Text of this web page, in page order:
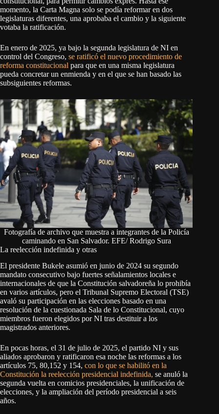
momento, la Carta Magna solo se podía reformar en dos
legislaturas diferentes, una aprobaba el cambio y la siguiente
votaba la ratificación.
En enero de 2025, ya bajo la segunda legislatura de NI en
control del Congreso, se ratificó el nuevo procedimiento de
reforma constitucional para que en una misma legislatura
pueda concretar un enmienda y en el que se han basado las
subsiguientes reformas.
Fotografía de archivo que muestra a integrantes de la Policía
caminando en San Salvador. EFE/ Rodrigo Sura
La reelección indefinida y otras
El presidente Bukele asumió en junio de 2024 su segundo
mandato consecutivo bajo fuertes señalamientos locales e
internacionales de que la Constitución salvadoreña lo prohibía
en varios artículos, pero el Tribunal Supremo Electoral (TSE)
avaló su participación en las elecciones basado en una
resolución de la cuestionada Sala de lo Constitucional, cuyo
miembros fueron elegidos por NI tras destituir a los
magistrados anteriores.
En pocas horas, el 31 de julio de 2025, el partido NI y sus
aliados aprobaron y ratificaron esa noche las reformas a los
artículos 75, 80,152 y 154, con lo que se habilitó en la
Constitución la reelección presidencial indefinida, se anuló la
segunda vuelta en comicios presidenciales, la unificación de
elecciones, y la ampliación del período presidencial a seis
años.